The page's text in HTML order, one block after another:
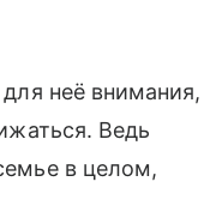
неё внимания,
Ведь
в целом,